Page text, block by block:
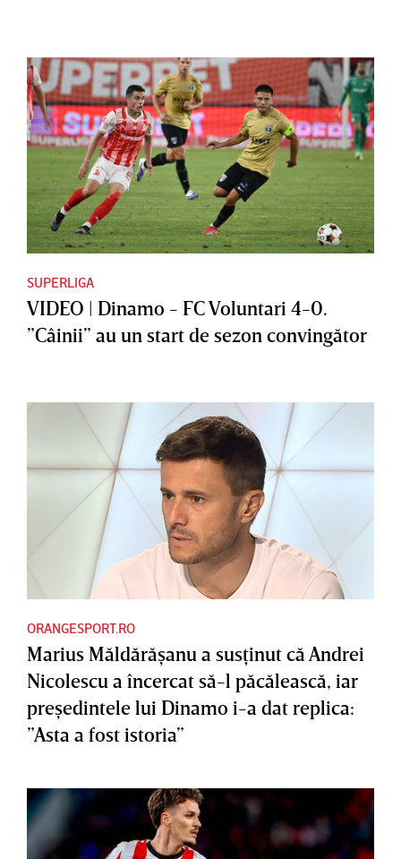
SUPERLIGA
VIDEO | Dinamo - FC Voluntari 4-0.
”Câinii” au un start de sezon convingător
ORANGESPORT.RO
Marius Măldărăşanu a susţinut că Andrei
Nicolescu a încercat să-l păcălească, iar
preşedintele lui Dinamo i-a dat replica:
”Asta a fost istoria”